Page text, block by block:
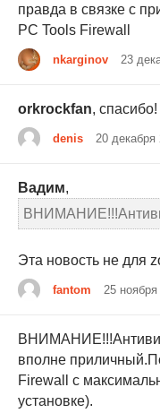
правда в связке с
PC Tools Firewall
nkarginov 23
orkrockfan, спасибо!
denis 20 декабря
Вадим,
Эта новость не для
fantom 25
вполне
Firewall с
установке).